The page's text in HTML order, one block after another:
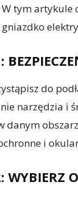
tym artykule
gniazdko
do
narzędzia i
danym
i
WYBIERZ